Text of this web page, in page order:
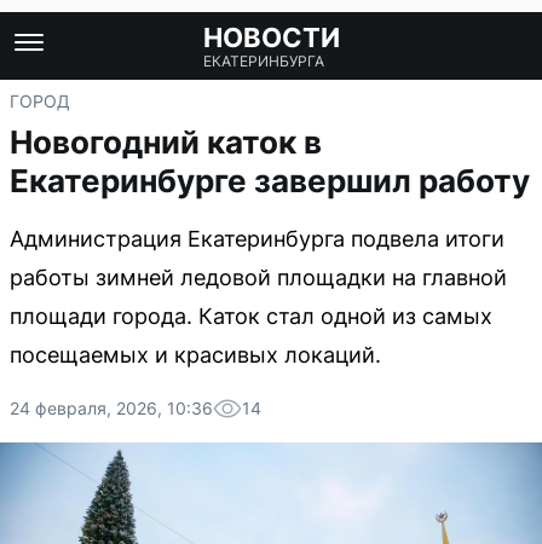
НОВОСТИ
ЕКАТЕРИНБУРГА
ГОРОД
Новогодний каток в
Екатеринбурге завершил работу
Администрация Екатеринбурга подвела итоги
работы зимней ледовой площадки на главной
площади города. Каток стал одной из самых
посещаемых и красивых локаций.
24 февраля, 2026, 10:36 14